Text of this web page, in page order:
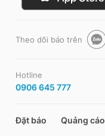
Theo dõi báo trên
Hotline
0906 645 777
Đặt báo Quảng cáo